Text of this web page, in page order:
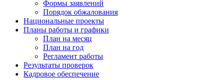
Формы заявлений
Порядок обжалования
Национальные проекты
Планы работы и графики
План на месяц
План на год
Регламент работы
Результаты проверок
Кадровое обеспечение